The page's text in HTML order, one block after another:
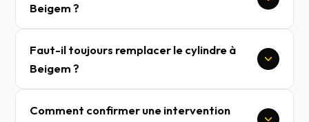
Beigem ?
Faut-il toujours remplacer le cylindre à
Beigem ?
Comment confirmer une intervention